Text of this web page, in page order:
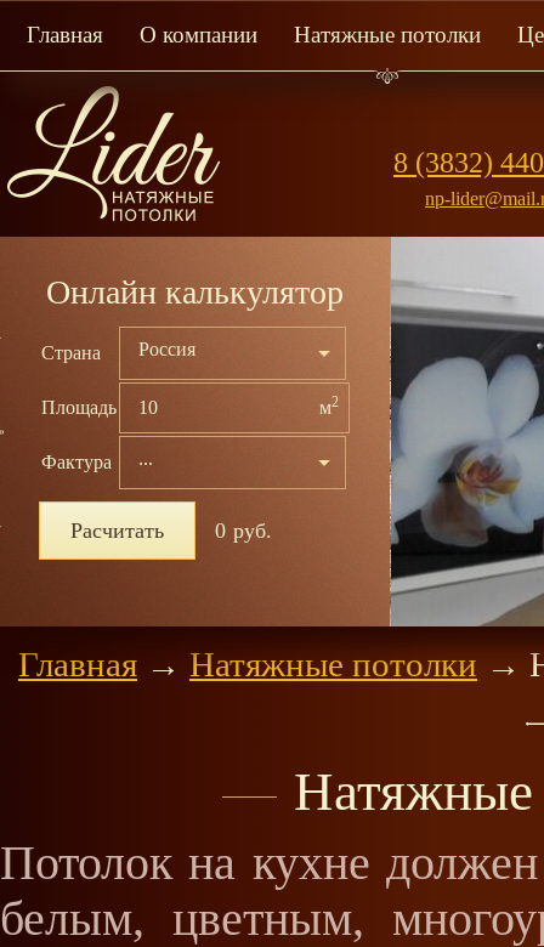
Главная О компании Натяжные потолки
8 (3832)
np-
Онлайн калькулятор
Страна Россия
Площадь м2
Фактура ...
Расчитать 0 руб.
цене
Главная → Натяжные потолки →
Натяжные
Потолок на кухне
белым, цветным,